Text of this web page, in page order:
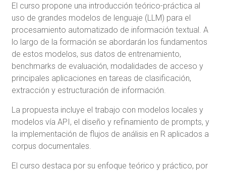
El curso propone una introducción teórico-práctica al
uso de grandes modelos de lenguaje (LLM) para el
procesamiento automatizado de información textual. A
lo largo de la formación se abordarán los fundamentos
de estos modelos, sus datos de entrenamiento,
benchmarks de evaluación, modalidades de acceso y
principales aplicaciones en tareas de clasificación,
extracción y estructuración de información.
La propuesta incluye el trabajo con modelos locales y
modelos vía API, el diseño y refinamiento de prompts, y
la implementación de flujos de análisis en R aplicados a
corpus documentales.
El curso destaca por su enfoque teórico y práctico, por